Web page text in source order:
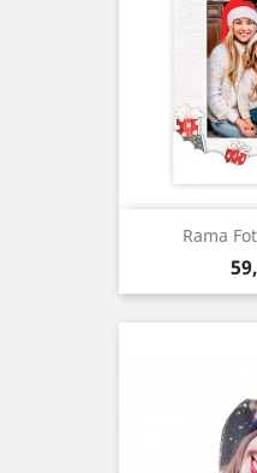
Rama